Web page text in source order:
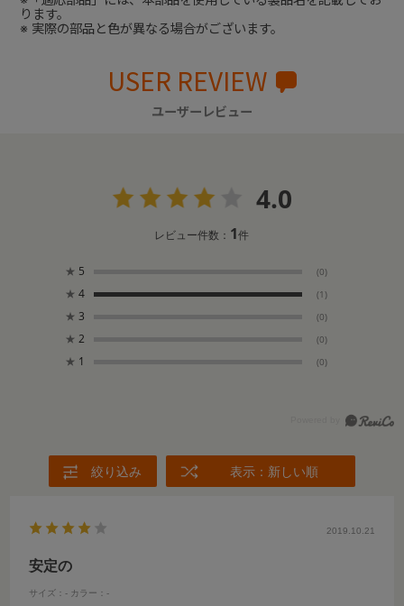
ります。
※ 実際の部品と色が異なる場合がございます。
USER REVIEW
ユーザーレビュー
4.0
レビュー件数： 1件
★ 5 (0)
★ 4 (1)
★ 3 (0)
★ 2 (0)
★ 1 (0)
絞り込み 表示：新しい順
2019.10.21
安定の
サイズ：- カラー：-